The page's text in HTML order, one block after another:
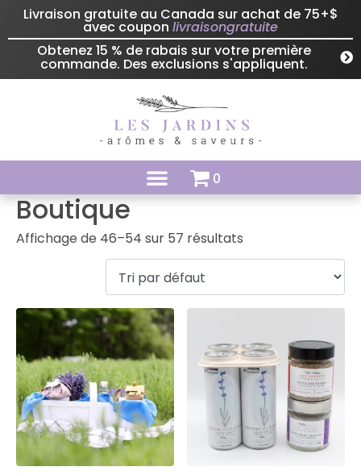
Livraison gratuite au Canada sur achat de 75+$
avec coupon livraisongratuite
Obtenez 15 % de rabais sur votre première
commande. Des exclusions s'appliquent.
0
Boutique
Affichage de 46–54 sur 57 résultats